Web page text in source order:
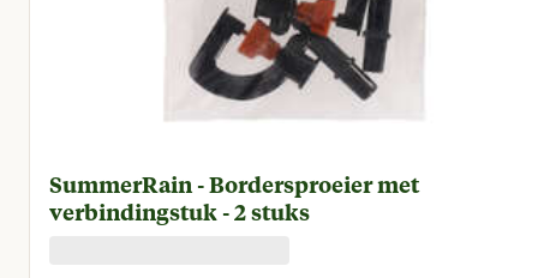
SummerRain - Bordersproeier met
verbindingstuk - 2 stuks